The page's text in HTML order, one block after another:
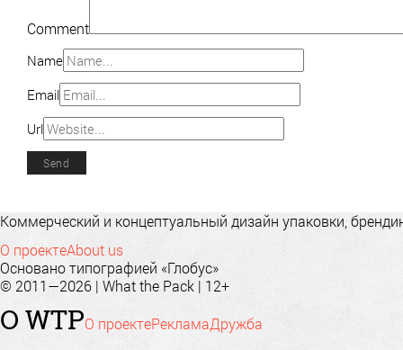
Comment
Name
Email
Url
Коммерческий и концептуальный дизайн упаковки,
О проектеAbout us
Основано типографией «Глобус»
© 2011—2026 | What the Pack | 12+
О WTPО проектеРекламаДружба